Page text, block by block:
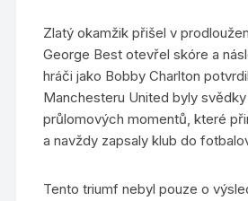
Zlatý okamžik přišel v
George Best otevřel skóre a
hráči jako Bobby Charlton
Manchesteru United byly
průlomových momentů, které
a navždy zapsaly klub do
Tento triumf nebyl pouze o